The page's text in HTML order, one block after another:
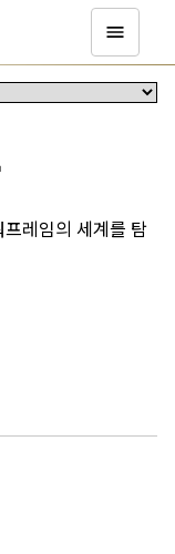
레임의 세계를 탐